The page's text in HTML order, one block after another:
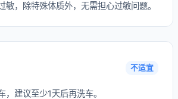
敏，除特殊体质外，无需担心过敏问题。
不适宜
，建议至少1天后再洗车。